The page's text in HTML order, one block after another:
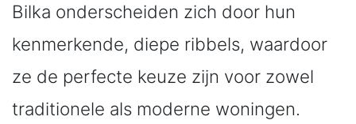
Bilka onderscheiden zich door hun
kenmerkende, diepe ribbels, waardoor
ze de perfecte keuze zijn voor zowel
traditionele als moderne woningen.